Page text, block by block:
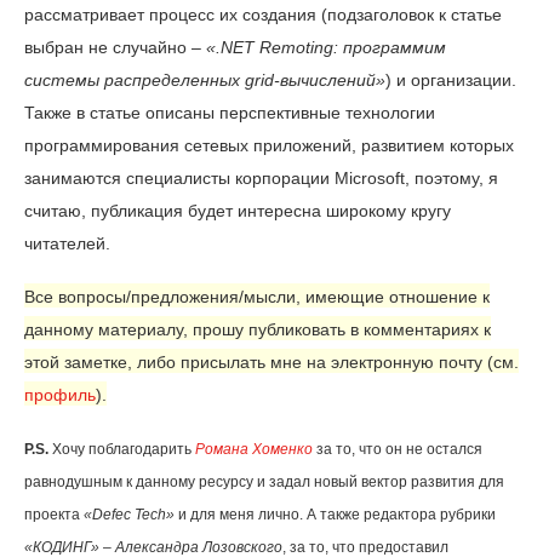
рассматривает процесс их создания (подзаголовок к статье
выбран не случайно – «. NET Remoting: программим
системы распределенных grid-вычислений») и организации.
Также в статье описаны перспективные технологии
программирования сетевых приложений, развитием которых
занимаются специалисты корпорации Microsoft , поэтому, я
считаю, публикация будет интересна широкому кругу
читателей.
Все вопросы/предложения/мысли, имеющие отношение к
данному материалу, прошу публиковать в комментариях к
этой заметке, либо присылать мне на электронную почту (см.
профиль).
P.S. Хочу поблагодарить Романа Хоменко за то, что он не остался
равнодушным к данному ресурсу и задал новый вектор развития для
проекта «Defec Tech» и для меня лично. А также редактора рубрики
«КОДИНГ» –Александра Лозовского, за то, что предоставил